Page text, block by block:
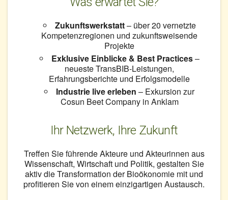
Zukunftswerkstatt– über 20 vernetzte
Kompetenzregionen und zukunftsweisende
Projekte
Exklusive Einblicke & Best Practices–
neueste TransBIB-Leistungen,
Erfahrungsberichte und Erfolgsmodelle
Industrie live erleben – Exkursion zur
Cosun Beet Company in Anklam
Ihr Netzwerk, Ihre Zukunft
Treffen Sie führende Akteure und Akteurinnen aus
Wissenschaft, Wirtschaft und Politik, gestalten Sie
aktiv die Transformation der Bioökonomie mit und
profitieren Sie von einem einzigartigen Austausch.